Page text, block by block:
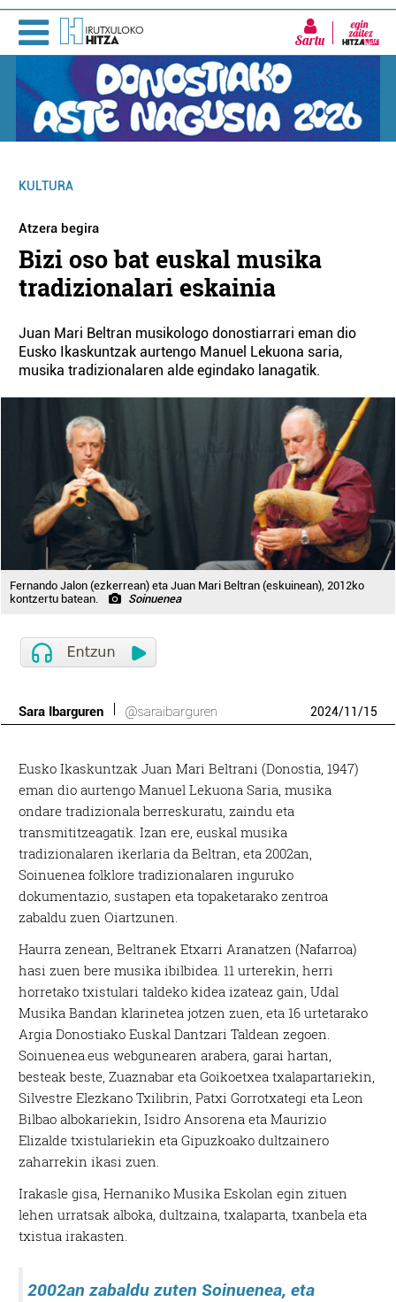
Sartu
KULTURA
Atzera begira
Bizi oso bat euskal musika
tradizionalari eskainia
Juan Mari Beltran musikologo donostiarrari eman dio
Eusko Ikaskuntzak aurtengo Manuel Lekuona saria,
musika tradizionalaren alde egindako lanagatik.
Fernando Jalon (ezkerrean) eta Juan Mari Beltran (eskuinean), 2012ko
kontzertu batean.
Soinuenea
Sara Ibarguren @saraibarguren 2024/11/15
Eusko IkaskuntzakJuan Mari Beltrani (Donostia, 1947)
eman dio aurtengo Manuel Lekuona Saria, musika
ondare tradizionala berreskuratu, zaindu eta
transmititzeagatik. Izan ere, euskal musika
tradizionalaren ikerlaria da Beltran, eta 2002an,
Soinuenea folklore tradizionalaren inguruko
dokumentazio, sustapen eta topaketarako zentroa
zabaldu zuen Oiartzunen.
Haurra zenean, Beltranek Etxarri Aranatzen (Nafarroa)
hasi zuen bere musika ibilbidea. 11 urterekin, herri
horretako txistulari taldeko kidea izateaz gain, Udal
Musika Bandan klarinetea jotzen zuen, eta 16 urtetarako
Argia Donostiako Euskal Dantzari Taldean zegoen.
Soinuenea.eus webgunearen arabera, garai hartan,
besteak beste, Zuaznabar eta Goikoetxea txalapartariekin,
Silvestre ElezkanoTxilibrin, Patxi Gorrotxategi eta Leon
Bilbao albokariekin, Isidro Ansorena eta Maurizio
Elizalde txistulariekin eta Gipuzkoako dultzainero
zaharrekin ikasi zuen.
Irakasle gisa, Hernaniko Musika Eskolan egin zituen
lehen urratsak alboka, dultzaina, txalaparta, txanbela eta
txistua irakasten.
2002an zabaldu zutenSoinuenea, eta